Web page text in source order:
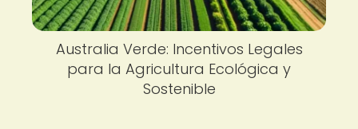
Australia Verde: Incentivos Legales
para la Agricultura Ecológica y
Sostenible